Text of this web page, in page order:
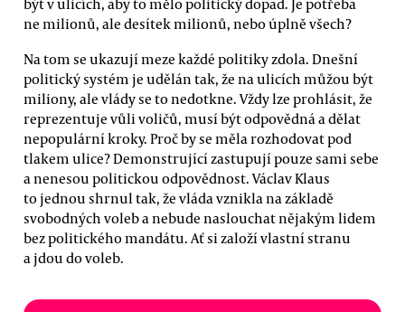
ne milionů, ale desítek milionů, nebo úplně všech?
Na tom se ukazují meze každé politiky zdola. Dnešní
politický systém je udělán tak, že na ulicích můžou být
miliony, ale vlády se to nedotkne. Vždy lze prohlásit, že
reprezentuje vůli voličů, musí být odpovědná a dělat
nepopulární kroky. Proč by se měla rozhodovat pod
tlakem ulice? Demonstrující zastupují pouze sami sebe
a nenesou politickou odpovědnost. Václav Klaus
to jednou shrnul tak, že vláda vznikla na základě
svobodných voleb a nebude naslouchat nějakým lidem
bez politického mandátu. Ať si založí vlastní stranu
a jdou do voleb.